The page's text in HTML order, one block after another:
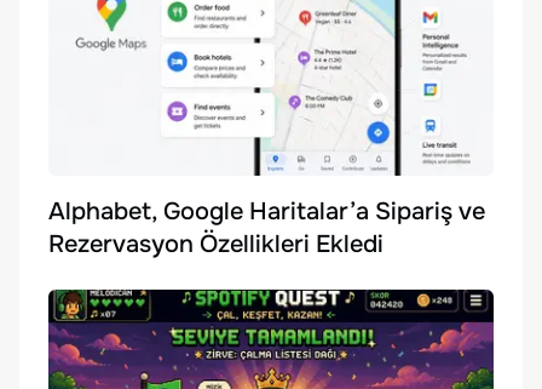
Alphabet, Google Haritalar’a Sipariş ve
Rezervasyon Özellikleri Ekledi